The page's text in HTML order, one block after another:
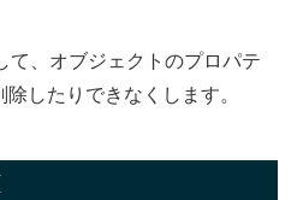
て、オブジェクトのプロパテ
したりできなくします。